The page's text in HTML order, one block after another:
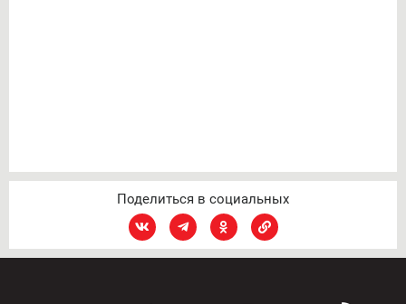
Поделиться в социальных